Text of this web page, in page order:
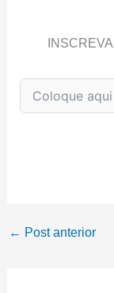
← Post anterior